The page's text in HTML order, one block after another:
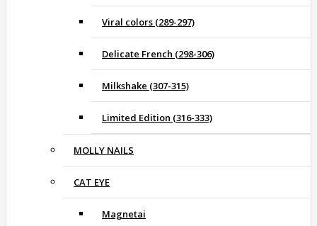
Viral colors (289-297)
Delicate French (298-306)
Milkshake (307-315)
Limited Edition (316-333)
MOLLY NAILS
CAT EYE
Magnetai